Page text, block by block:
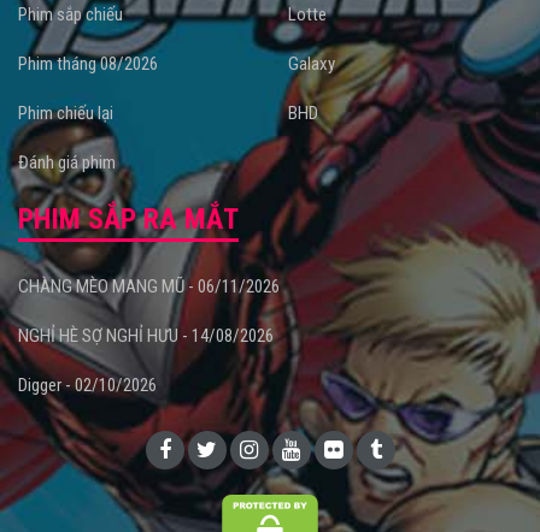
Phim sắp chiếu
Phim tháng 08/2026
Phim chiếu lại
Đánh giá phim
Lotte
Galaxy
BHD
PHIM SẮP RA MẮT
CHÀNG MÈO MANG MŨ - 06/11/2026
NGHỈ HÈ SỢ NGHỈ HƯU - 14/08/2026
Digger - 02/10/2026